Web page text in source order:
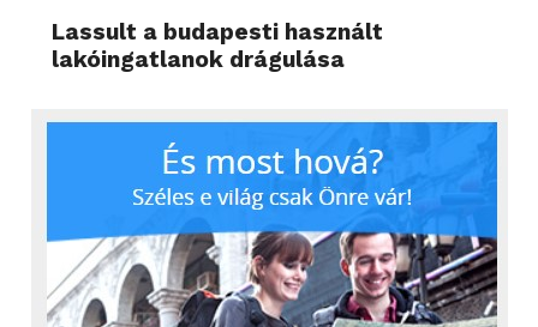
Lassult a budapesti használt
lakóingatlanok drágulása